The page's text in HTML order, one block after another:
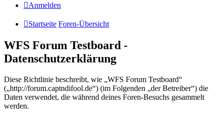
Anmelden
Startseite Foren-Übersicht
WFS Forum Testboard -
Datenschutzerklärung
Diese Richtlinie beschreibt, wie „WFS Forum Testboard“
(„http://forum.captndifool.de“) (im Folgenden „der Betreiber“) die
Daten verwendet, die während deines Foren-Besuchs gesammelt
werden.